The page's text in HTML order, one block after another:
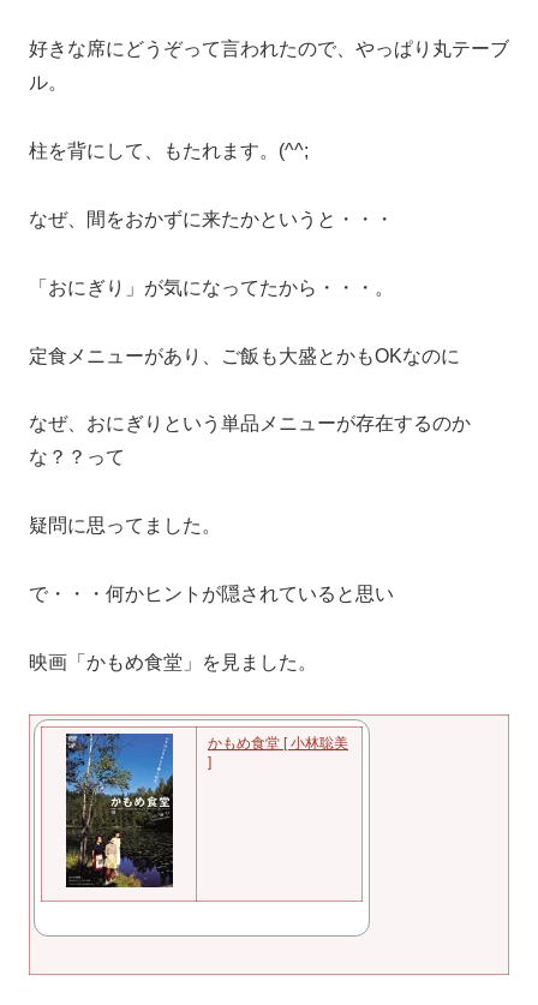
好きな席にどうぞって言われたので、やっぱり丸テーブ
ル。
柱を背にして、もたれます。(^^;
なぜ、間をおかずに来たかというと・・・
「おにぎり」が気になってたから・・・。
定食メニューがあり、ご飯も大盛とかもOKなのに
なぜ、おにぎりという単品メニューが存在するのか
な？？って
疑問に思ってました。
で・・・何かヒントが隠されていると思い
映画「かもめ食堂」を見ました。
かもめ食堂 [ 小林聡美
]